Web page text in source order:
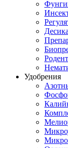
Удобрения